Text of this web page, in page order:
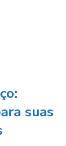
:
suas